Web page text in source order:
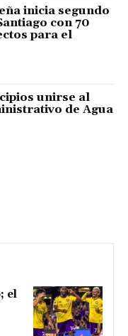
inicia segundo
con 70
para el
unirse al
de Agua
el